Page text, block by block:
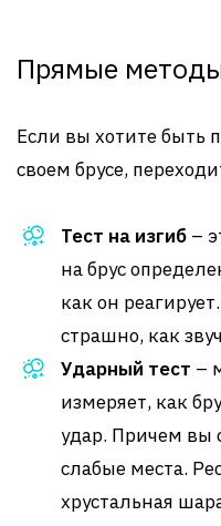
Прямые
Если вы хотите быть
своем брусе,
Тест на изгиб –
на брус
как он
страшно, как
Ударный тест –
измеряет, как
удар. Причем вы
слабые места.
хрустальная